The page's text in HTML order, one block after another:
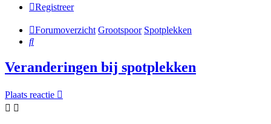
Registreer
Forumoverzicht Grootspoor Spotplekken
Zoek
Veranderingen bij spotplekken
Plaats reactie